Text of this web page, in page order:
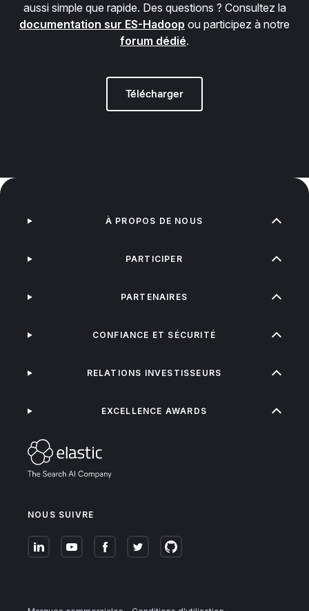
aussi simple que rapide. Des questions ? Consultez la
documentation sur ES-Hadoop ou participez à notre
forum dédié.
Télécharger
NOUS SUIVRE
À PROPOS DE NOUS
PARTICIPER
PARTENAIRES
CONFIANCE ET SÉCURITÉ
RELATIONS INVESTISSEURS
EXCELLENCE AWARDS